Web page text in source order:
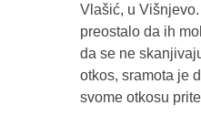
Vlašić, u
preostalo da ih
da se ne
otkos, sramota je
svome otkosu